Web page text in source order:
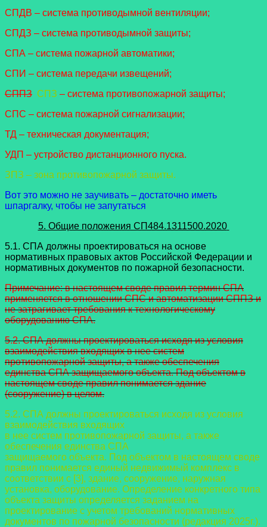
СПДВ – система противодымной вентиляции;
СПДЗ – система противодымной защиты;
СПА – система пожарной автоматики;
СПИ – система передачи извещений;
СППЗ СПЗ – система противопожарной защиты;
СПС – система пожарной сигнализации;
ТД – техническая документация;
УДП – устройство дистанционного пуска.
ЗПЗ – зона противопожарной защиты.
Вот это можно не заучивать – достаточно иметь
шпаргалку, чтобы не запутаться
5. Общие положения СП484.1311500.2020
5.1. СПА должны проектироваться на основе
нормативных правовых актов Российской Федерации и
нормативных документов по пожарной безопасности.
Примечание: в настоящем своде правил термин СПА
применяется в отношении СПС и автоматизации СППЗ и
не затрагивает требования к технологическому
оборудованию СПА.
5.2. СПА должны проектироваться исходя из условия
взаимодействия входящих в нее систем
противопожарной защиты, а также обеспечения
единства СПА защищаемого объекта. Под объектом в
настоящем своде правил понимается здание
(сооружение) в целом.
5.2. СПА должны проектироваться исходя из условия
взаимодействия входящих
в нее систем противопожарной защиты, а также
обеспечения единства СПА
защищаемого объекта. Под объектом в настоящем своде
правил понимается единый недвижимый комплекс в
соответствии с [3], здание, сооружение, наружная
установка, оборудование. Определение конкретного типа
объекта защиты определяется заданием на
проектирование с учетом требований нормативных
документов по пожарной безопасности (редакция 2025г.).